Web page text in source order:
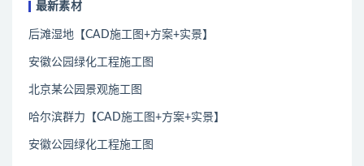
最新素材
后滩湿地【CAD施工图+方案+实景】
安徽公园绿化工程施工图
北京某公园景观施工图
哈尔滨群力【CAD施工图+方案+实景】
安徽公园绿化工程施工图